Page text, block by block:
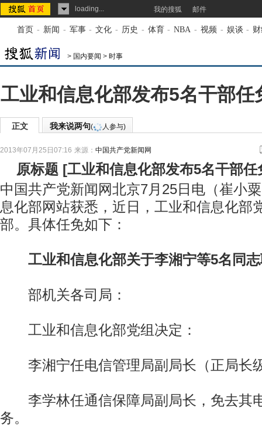
loading... 我的搜狐 邮件
首页 - 新闻 - 军事 - 文化 - 历史 - 体育 - NBA - 视频 - 娱谈 -
> 国内要闻 > 时事
工业和信息化部发布5名干部任
正文 我来说两句( 人参与)
2013年07月25日07:16 来源： 中国共产党新闻网
原标题 [工业和信息化部发布5名干部
中国共产党新闻网北京7月25日电（崔小
息化部网站获悉，近日，工业和信息化部
部。具体任免如下：
工业和信息化部关于李湘宁等5名同
部机关各司局：
工业和信息化部党组决定：
李湘宁任电信管理局副局长（正局长
李学林任通信保障局副局长，免去其
务。